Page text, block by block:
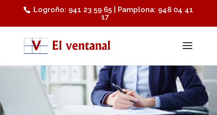
Logroño: 941 23 59 65 | Pamplona: 948 04 41
17